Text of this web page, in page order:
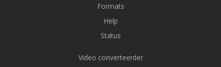
Formats
Help
Status
Video converteerder